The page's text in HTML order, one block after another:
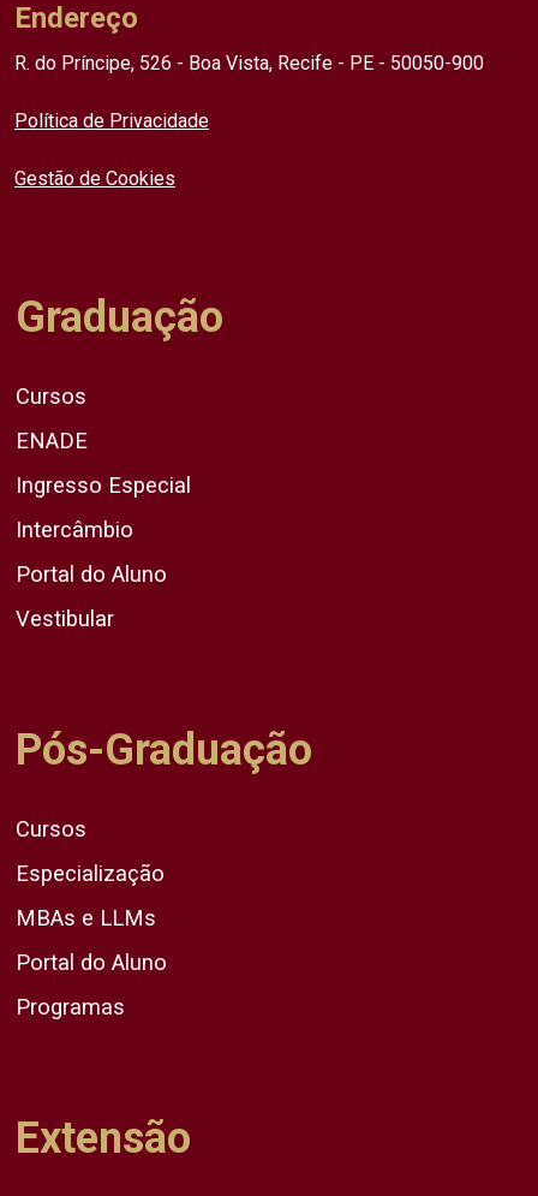
Endereço
R. do Príncipe, 526 - Boa Vista, Recife - PE - 50050-900
Política de Privacidade
Gestão de Cookies
Graduação
Cursos
ENADE
Ingresso Especial
Intercâmbio
Portal do Aluno
Vestibular
Pós-Graduação
Cursos
Especialização
MBAs e LLMs
Portal do Aluno
Programas
Extensão